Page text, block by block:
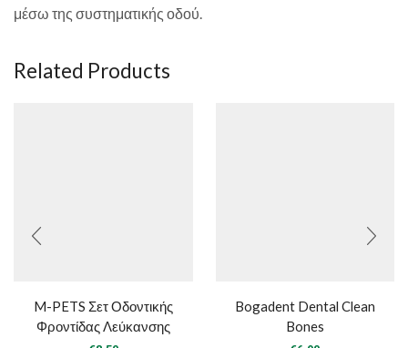
μέσω της συστηματικής οδού.
Related Products
M-PETS Σετ Οδοντικής
Φροντίδας Λεύκανσης
Bogadent Dental Clean
Bones